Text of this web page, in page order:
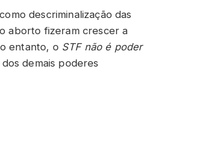
descriminalização das
aborto fizeram crescer a
entanto, o STF não é poder
demais poderes